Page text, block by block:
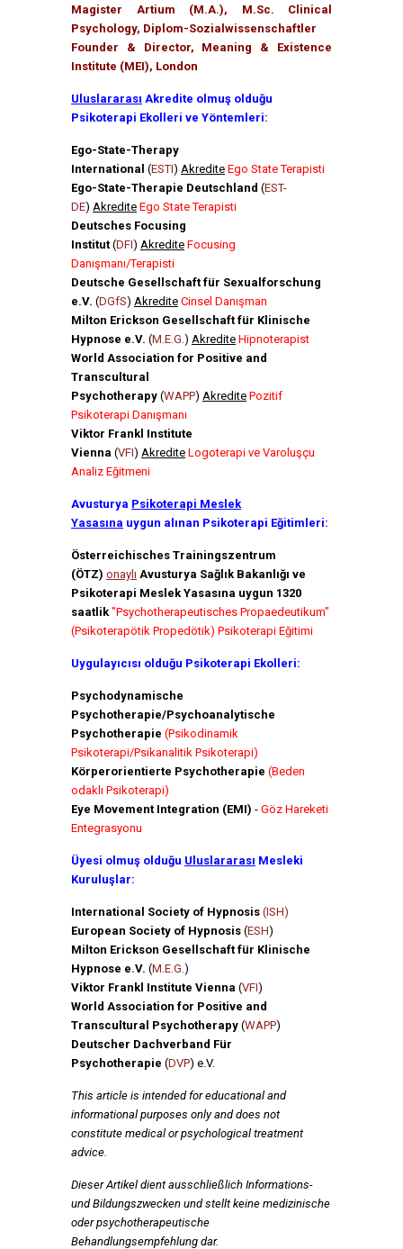
Magister Artium (M.A.), M.Sc. Clinical
Psychology, Diplom-Sozialwissenschaftler
Founder & Director, Meaning & Existence
Institute (MEI), London
Uluslararası Akredite olmuş olduğu
Psikoterapi Ekolleri ve Yöntemleri:
Ego-State-Therapy
International (ESTI) Akredite Ego State Terapisti
Ego-State-Therapie Deutschland (EST-
DE) Akredite Ego State Terapisti
Deutsches Focusing
Institut (DFI) Akredite Focusing
Danışmanı/Terapisti
Deutsche Gesellschaft für Sexualforschung
e.V. (DGfS) Akredite Cinsel Danışman
Milton Erickson Gesellschaft für Klinische
Hypnose e.V. (M.E.G. ) Akredite Hipnoterapist
World Association for Positive and
Transcultural
Psychotherapy (WAPP) Akredite Pozitif
Psikoterapi Danışmanı
Viktor Frankl Institute
Vienna (VFI) Akredite Logoterapi ve Varoluşçu
Analiz Eğitmeni
Avusturya Psikoterapi Meslek
Yasasına uygun alınan Psikoterapi Eğitimleri:
Österreichisches Trainingszentrum
(ÖTZ) onaylı Avusturya Sağlık Bakanlığı ve
Psikoterapi Meslek Yasasına uygun 1320
saatlik "Psychotherapeutisches Propaedeutikum"
(Psikoterapötik Propedötik) Psikoterapi Eğitimi
Uygulayıcısı olduğu Psikoterapi Ekolleri:
Psychodynamische
Psychotherapie/Psychoanalytische
Psychotherapie (Psikodinamik
Psikoterapi/Psikanalitik Psikoterapi)
Körperorientierte Psychotherapie (Beden
odaklı Psikoterapi)
Eye Movement Integration (EMI) - Göz Hareketi
Entegrasyonu
Üyesi olmuş olduğu Uluslararası Mesleki
Kuruluşlar:
International Society of Hypnosis (ISH)
European Society of Hypnosis (ESH)
Milton Erickson Gesellschaft für Klinische
Hypnose e.V. (M.E.G. )
Viktor Frankl Institute Vienna (VFI)
World Association for Positive and
Transcultural Psychotherapy (WAPP)
Deutscher Dachverband Für
Psychotherapie (DVP) e.V.
This article is intended for educational and
informational purposes only and does not
constitute medical or psychological treatment
advice.
Dieser Artikel dient ausschließlich Informations-
und Bildungszwecken und stellt keine medizinische
oder psychotherapeutische
Behandlungsempfehlung dar.